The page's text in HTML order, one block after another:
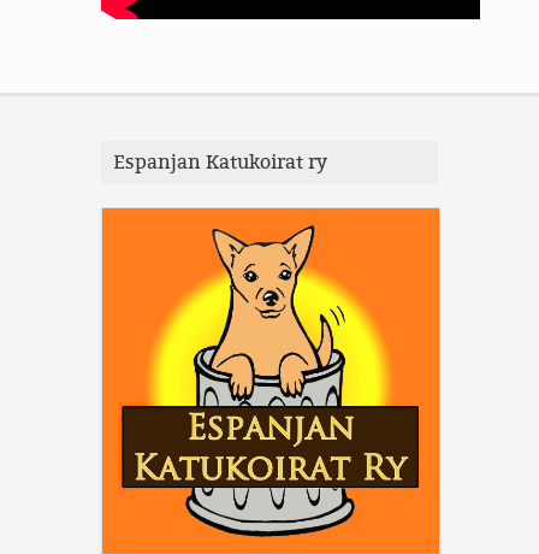
Espanjan Katukoirat ry